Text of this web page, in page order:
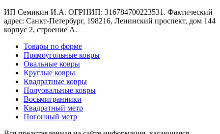
Черный
По
цене
от
100
₽
до
5
000
₽
от
5
000
ИП Семикин И.А. ОГРНИП: 316784700223531. Фактический
адрес: Санкт-Петербург, 198216, Ленинский проспект, дом 144
корпус 2, строение А.
Товары по форме
Прямоугольные ковры
Овальные ковры
Круглые ковры
Квадратные ковры
Полуовальные ковры
Восьмигранники
Квадратный метр
Погонный метр